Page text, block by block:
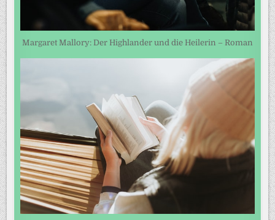
Margaret Mallory: Der Highlander und die Heilerin – Roman